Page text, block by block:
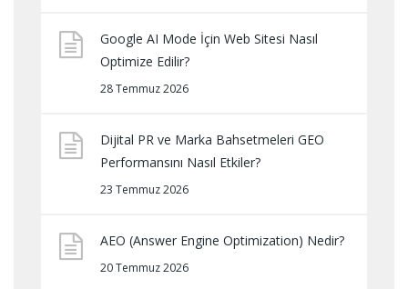
Google AI Mode İçin Web Sitesi Nasıl
Optimize Edilir?
28 Temmuz 2026
Dijital PR ve Marka Bahsetmeleri GEO
Performansını Nasıl Etkiler?
23 Temmuz 2026
AEO (Answer Engine Optimization) Nedir?
20 Temmuz 2026